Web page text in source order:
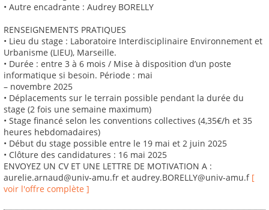
• Autre encadrante : Audrey BORELLY
RENSEIGNEMENTS PRATIQUES
• Lieu du stage : Laboratoire Interdisciplinaire Environnement et
Urbanisme (LIEU), Marseille.
• Durée : entre 3 à 6 mois / Mise à disposition d’un poste
informatique si besoin. Période : mai
– novembre 2025
• Déplacements sur le terrain possible pendant la durée du
stage (2 fois une semaine maximum)
• Stage financé selon les conventions collectives (4,35€/h et 35
heures hebdomadaires)
• Début du stage possible entre le 19 mai et 2 juin 2025
• Clôture des candidatures : 16 mai 2025
ENVOYEZ UN CV ET UNE LETTRE DE MOTIVATION A :
aurelie.arnaud@univ-amu.fr et audrey.BORELLY@univ-amu.f [
voir l'offre complète ]